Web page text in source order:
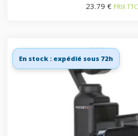
23.79 € PRIX TTC
En stock : expédié sous 72h